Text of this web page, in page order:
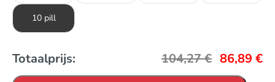
10 pill
Totaalprijs: 104,27€ 86,89 €